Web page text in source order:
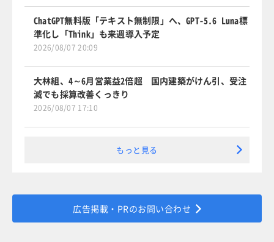
ChatGPT無料版「テキスト無制限」へ、GPT-5.6 Luna標
準化し「Think」も来週導入予定
2026/08/07 20:09
大林組、4～6月営業益2倍超 国内建築がけん引、受注
減でも採算改善くっきり
2026/08/07 17:10
もっと見る
広告掲載・PRのお問い合わせ